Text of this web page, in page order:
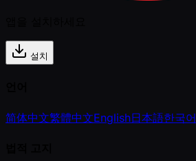
설치
简体中文繁體中文English日本語한국어